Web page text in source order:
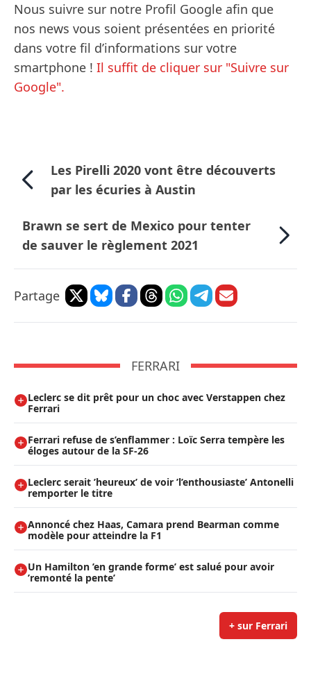
Nous suivre sur notre Profil Google afin que
nos news vous soient présentées en priorité
dans votre fil d’informations sur votre
smartphone ! Il suffit de cliquer sur "Suivre sur
Google".
Les Pirelli 2020 vont être découverts
par les écuries à Austin
Brawn se sert de Mexico pour tenter
de sauver le règlement 2021
Partage
FERRARI
Leclerc se dit prêt pour un choc avec Verstappen chez
Ferrari
Ferrari refuse de s’enflammer : Loïc Serra tempère les
éloges autour de la SF-26
Leclerc serait ’heureux’ de voir ’l’enthousiaste’ Antonelli
remporter le titre
Annoncé chez Haas, Camara prend Bearman comme
modèle pour atteindre la F1
Un Hamilton ’en grande forme’ est salué pour avoir
’remonté la pente’
+ sur Ferrari